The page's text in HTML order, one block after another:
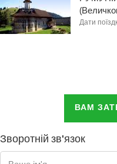
Дати
ВАМ
Зворотній зв'язок